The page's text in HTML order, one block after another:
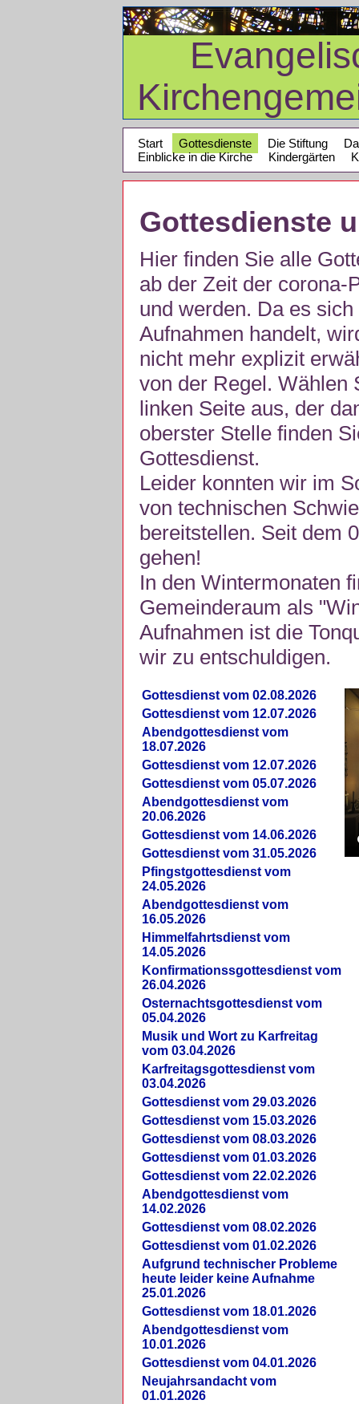
Start Gottesdienste Die Stiftung
Einblicke in die Kirche
Kindergärten
Gottesdienste
Hier finden Sie alle
ab der Zeit der corona-
und werden. Da es
Aufnahmen handelt,
nicht mehr explizit
von der Regel. Wählen
linken Seite aus, der
oberster Stelle finden
Gottesdienst.
Leider konnten wir im
von technischen
bereitstellen. Seit dem
gehen!
In den Wintermonaten
Gemeinderaum als
Aufnahmen ist die
wir zu entschuldigen.
Gottesdienst vom 02.08.2026
Gottesdienst vom 12.07.2026
Abendgottesdienst vom
18.07.2026
Gottesdienst vom 12.07.2026
Gottesdienst vom 05.07.2026
Abendgottesdienst vom
20.06.2026
Gottesdienst vom 14.06.2026
Gottesdienst vom 31.05.2026
Pfingstgottesdienst vom
24.05.2026
Abendgottesdienst vom
16.05.2026
Himmelfahrtsdienst vom
14.05.2026
Konfirmationssgottesdienst vom
26.04.2026
Osternachtsgottesdienst vom
05.04.2026
Musik und Wort zu Karfreitag
vom 03.04.2026
Karfreitagsgottesdienst vom
03.04.2026
Gottesdienst vom 29.03.2026
Gottesdienst vom 15.03.2026
Gottesdienst vom 08.03.2026
Gottesdienst vom 01.03.2026
Gottesdienst vom 22.02.2026
Abendgottesdienst vom
14.02.2026
Gottesdienst vom 08.02.2026
Gottesdienst vom 01.02.2026
Aufgrund technischer Probleme
heute leider keine Aufnahme
25.01.2026
Gottesdienst vom 18.01.2026
Abendgottesdienst vom
10.01.2026
Gottesdienst vom 04.01.2026
Neujahrsandacht vom
01.01.2026